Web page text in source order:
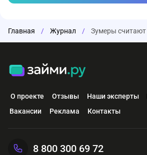
Главная / Журнал /
О проекте Отзывы Наши эксперты
Вакансии
Реклама Контакты
8 800 300 69 72